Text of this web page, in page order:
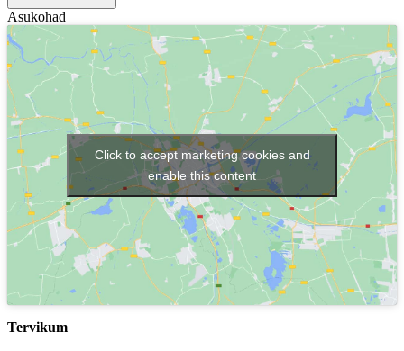
Asukohad
Click to accept marketing cookies and
enable this content
Tervikum